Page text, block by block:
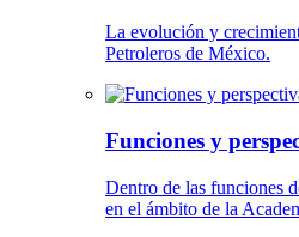
La evolución y
Petroleros de México.
Funciones y
Dentro de las funciones
en el ámbito de la